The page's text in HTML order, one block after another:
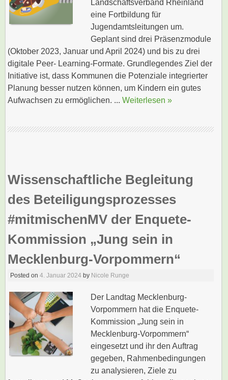
Landschaftsverband Rheinland
eine Fortbildung für
Jugendamtsleitungen um.
Geplant sind drei Präsenzmodule
(Oktober 2023, Januar und April 2024) und bis zu drei
digitale Peer- Learning-Formate. Grundlegendes Ziel der
Initiative ist, dass Kommunen die Potenziale integrierter
Planung besser nutzen können, um Kindern ein gutes
Aufwachsen zu ermöglichen. ...Weiterlesen »
Wissenschaftliche Begleitung
des Beteiligungsprozesses
#mitmischenMV der Enquete-
Kommission „Jung sein in
Mecklenburg-Vorpommern“
Posted on4. Januar 2024 by Nicole Runge
Der Landtag Mecklenburg-
Vorpommern hat die Enquete-
Kommission „Jung sein in
Mecklenburg-Vorpommern“
eingesetzt und ihr den Auftrag
gegeben, Rahmenbedingungen
zu analysieren, Ziele zu